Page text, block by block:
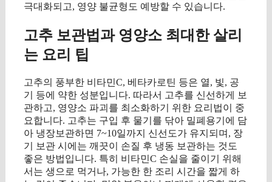
극대화되고, 영양 불균형도 예방할 수 있습니다.
고추 보관법과 영양소 최대한 살리
는 요리 팁
고추의 풍부한 비타민C, 베타카로틴 등은 열, 빛, 공
기 등에 약한 성분입니다. 따라서 고추를 신선하게 보
관하고, 영양소 파괴를 최소화하기 위한 요리법이 중
요합니다. 고추는 구입 후 물기를 닦아 밀폐용기에 담
아 냉장보관하면 7~10일까지 신선도가 유지되며, 장
기 보관 시에는 깨끗이 손질 후 냉동 보관하는 것도
좋은 방법입니다. 특히 비타민C 손실을 줄이기 위해
서는 생으로 먹거나, 가능한 한 조리 시간을 짧게 하